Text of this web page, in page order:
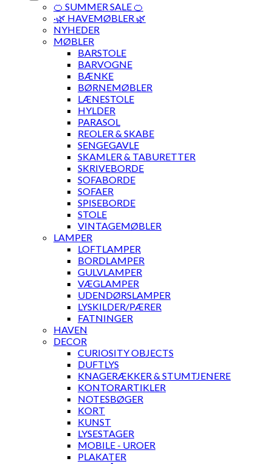
🍊 SUMMER SALE 🍊
·🌿 HAVEMØBLER 🌿
NYHEDER
MØBLER
BARSTOLE
BARVOGNE
BÆNKE
BØRNEMØBLER
LÆNESTOLE
HYLDER
PARASOL
REOLER & SKABE
SENGEGAVLE
SKAMLER & TABURETTER
SKRIVEBORDE
SOFABORDE
SOFAER
SPISEBORDE
STOLE
VINTAGEMØBLER
LAMPER
LOFTLAMPER
BORDLAMPER
GULVLAMPER
VÆGLAMPER
UDENDØRSLAMPER
LYSKILDER/PÆRER
FATNINGER
HAVEN
DECOR
CURIOSITY OBJECTS
DUFTLYS
KNAGERÆKKER & STUMTJENERE
KONTORARTIKLER
NOTESBØGER
KORT
KUNST
LYSESTAGER
MOBILE - UROER
PLAKATER